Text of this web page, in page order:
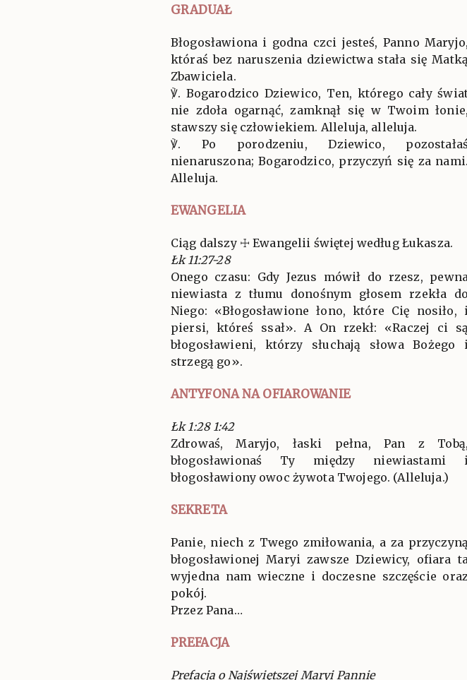
GRADUAŁ
Błogosławiona i godna czci jesteś, Panno Maryjo,
któraś bez naruszenia dziewictwa stała się Matką
Zbawiciela.
℣. Bogarodzico Dziewico, Ten, którego cały
nie zdoła ogarnąć, zamknął się w Twoim łonie,
stawszy się człowiekiem. Alleluja, alleluja.
℣. Po porodzeniu, Dziewico,
nienaruszona; Bogarodzico, przyczyń się za nami.
Alleluja.
EWANGELIA
Ciąg dalszy ☩ Ewangelii świętej według Łukasza.
Łk 11:27-28
Onego czasu: Gdy Jezus mówił do rzesz, pewna
niewiasta z tłumu donośnym głosem rzekła do
Niego: «Błogosławione łono, które Cię nosiło, i
piersi, któreś ssał». A On rzekł: «Raczej ci są
błogosławieni, którzy słuchają słowa Bożego i
strzegą go».
ANTYFONA NA OFIAROWANIE
Łk 1:28 1:42
Zdrowaś, Maryjo, łaski pełna, Pan z Tobą,
błogosławionaś Ty między niewiastami i
błogosławiony owoc żywota Twojego. (Alleluja.)
SEKRETA
Panie, niech z Twego zmiłowania, a za przyczyną
błogosławionej Maryi zawsze Dziewicy, ofiara ta
wyjedna nam wieczne i doczesne szczęście
pokój.
Przez Pana…
PREFACJA
Prefacja o Najświętszej Maryi Pannie